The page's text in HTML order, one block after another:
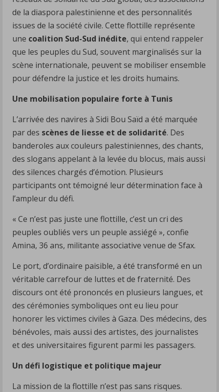
de la diaspora palestinienne et des personnalités
issues de la société civile. Cette flottille représente
une coalition Sud-Sud inédite, qui entend rappeler
que les peuples du Sud, souvent marginalisés sur la
scène internationale, peuvent se mobiliser ensemble
pour défendre la justice et les droits humains.
Une mobilisation populaire forte à Tunis
L’arrivée des navires à Sidi Bou Saïd a été marquée
par des scènes de liesse et de solidarité. Des
banderoles aux couleurs palestiniennes, des chants,
des slogans appelant à la levée du blocus, mais aussi
des silences chargés d’émotion. Plusieurs
participants ont témoigné leur détermination face à
l’ampleur du défi.
« Ce n’est pas juste une flottille, c’est un cri des
peuples oubliés vers un peuple assiégé », confie
Amina, 36 ans, militante associative venue de Sfax.
Le port, d’ordinaire paisible, a été transformé en un
véritable carrefour de luttes et de fraternité. Des
discours ont été prononcés en plusieurs langues, et
des cérémonies symboliques ont eu lieu pour
honorer les victimes civiles à Gaza. Des médecins, des
bénévoles, mais aussi des artistes, des journalistes
et des universitaires figurent parmi les passagers.
Un défi logistique et politique majeur
La mission de la flottille n’est pas sans risques.